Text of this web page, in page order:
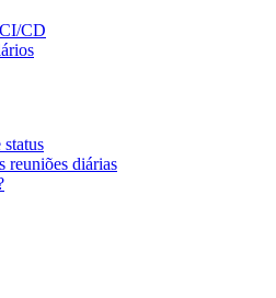
CD
reuniões diárias